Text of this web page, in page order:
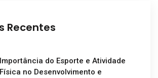
Recentes
Importância do Esporte e Atividade
Física no Desenvolvimento e